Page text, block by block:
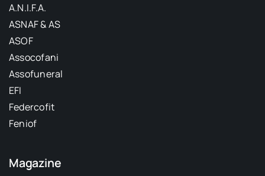
A.N.I.F.A.
ASNAF & AS
ASOF
Assocofani
Assofuneral
EFI
Federcofit
Feniof
Magazine